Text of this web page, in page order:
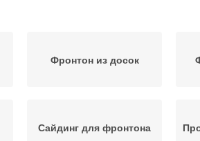
Фронтон из досок
Сайдинг для фронтона